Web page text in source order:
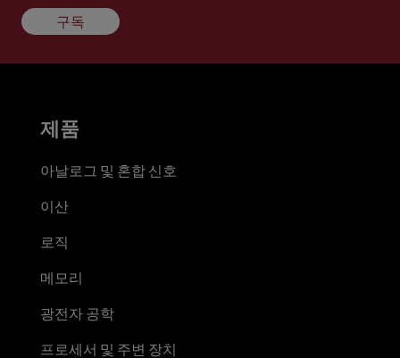
구독
제품
아날로그 및 혼합 신호
이산
로직
메모리
광전자 공학
프로세서 및 주변 장치